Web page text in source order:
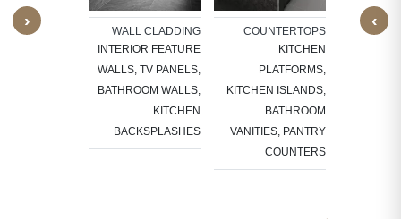
‹
COUNTERTOPS
KITCHEN
PLATFORMS,
KITCHEN ISLANDS,
BATHROOM
VANITIES, PANTRY
COUNTERS
WALL CLADDING
INTERIOR FEATURE
WALLS, TV PANELS,
BATHROOM WALLS,
KITCHEN
BACKSPLASHES
STAIRCASES
›